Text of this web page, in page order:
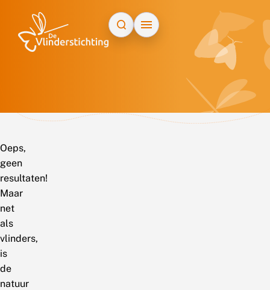
Oeps,
geen
resultaten!
Maar
net
als
vlinders,
is
de
natuur